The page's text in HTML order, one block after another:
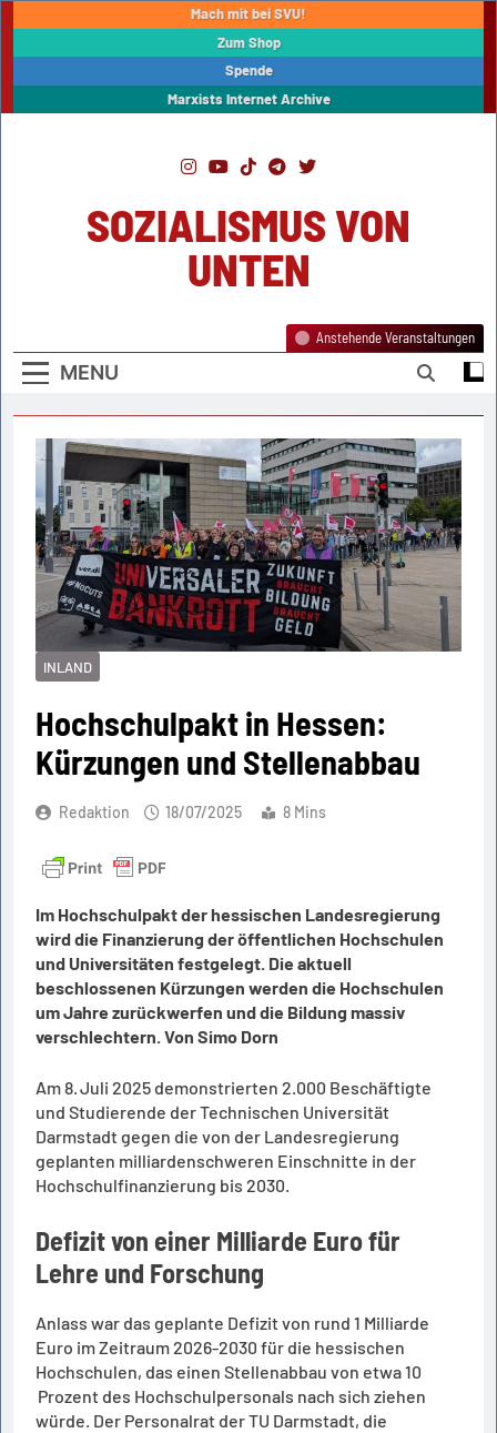
Mach mit bei SVU!
Zum Shop
Spende
Marxists Internet Archive
SOZIALISMUS VON
UNTEN
MENU
Anstehende Veranstaltungen
INLAND
Hochschulpakt in Hessen:
Kürzungen und Stellenabbau
Redaktion 18/07/2025 8 Mins
Im Hochschulpakt der hessischen Landesregierung
wird die Finanzierung der öffentlichen Hochschulen
und Universitäten festgelegt. Die aktuell
beschlossenen Kürzungen werden die Hochschulen
um Jahre zurückwerfen und die Bildung massiv
verschlechtern. Von Simo Dorn
Am 8. Juli 2025 demonstrierten 2.000 Beschäftigte
und Studierende der Technischen Universität
Darmstadt gegen die von der Landesregierung
geplanten milliardenschweren Einschnitte in der
Hochschulfinanzierung bis 2030.
Defizit von einer Milliarde Euro für
Lehre und Forschung
Anlass war das geplante Defizit von rund 1 Milliarde
Euro im Zeitraum 2026-2030 für die hessischen
Hochschulen, das einen Stellenabbau von etwa 10
Prozent des Hochschulpersonals nach sich ziehen
würde. Der Personalrat der TU Darmstadt, die